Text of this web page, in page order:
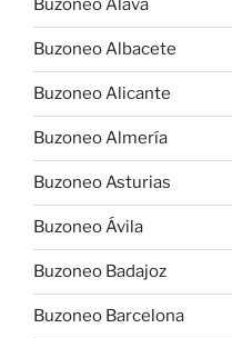
Buzoneo Álava
Buzoneo Albacete
Buzoneo Alicante
Buzoneo Almería
Buzoneo Asturias
Buzoneo Ávila
Buzoneo Badajoz
Buzoneo Barcelona